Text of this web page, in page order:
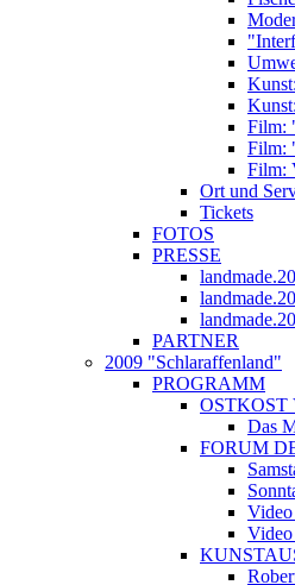
Film:
Film:
Film:
Ort und
Tickets
FOTOS
PRESSE
PARTNER
2009 "Schlaraffenland"
PROGRAMM
OSTKOST
Das
FORUM